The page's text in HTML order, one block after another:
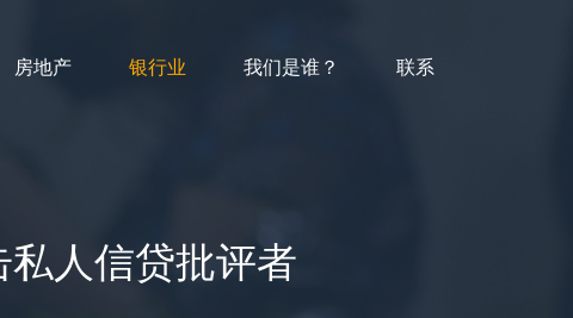
房地产 银行业 我们是谁？ 联系
私人信贷批评者